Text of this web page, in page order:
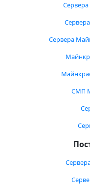
Сервера
СМП